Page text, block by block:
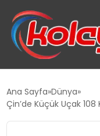
Ana Sayfa Dünya
Çin’de Küçük Uçak